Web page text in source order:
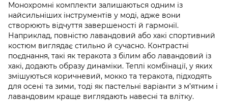
Монохромні комплекти залишаються одним із
найсильніших інструментів у моді, адже вони
створюють відчуття завершеності й гармонії.
Наприклад, повністю лавандовий або хакі спортивний
костюм виглядає стильно й сучасно. Контрастні
поєднання, такі як теракота з білим або лавандовий із
хакі, додають образу динаміки. Теплі комбінації, у яких
змішуються коричневий, мокко та теракота, підходять
для осені та зими, тоді як пастельні варіанти з м’ятним і
лавандовим краще виглядають навесні та влітку.